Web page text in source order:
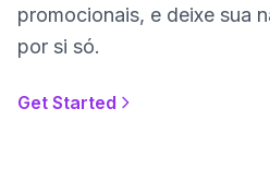
promocionais, e deixe sua
por si só.
Get Started